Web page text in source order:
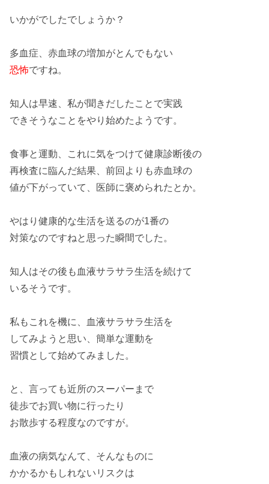
いかがでしたでしょうか？
多血症、 赤血球の増加がとんでもない
恐怖ですね。
知人は早速、私が聞きだしたことで実践
できそう なことをやり始めたようです。
食事と運動、これに気をつけて健康診断後の
再検査に臨んだ結果、前回よりも赤血球の
値が 下がっていて 、医師に褒められた とか。
やはり 健康的な生活を送るのが1番の
対策なのですねと思った瞬間でした。
知人はその後も血液サラサラ生活を続けて
いるそうです。
私もこれを機に、血液サラサラ生活を
してみようと思い、簡単な運動を
習慣として始めてみました。
と、言っても近所のスーパーまで
徒歩でお買い物に行ったり
お散歩する程度なのですが。
血液の病気なんて、そんなものに
かかるかもしれない リスク は